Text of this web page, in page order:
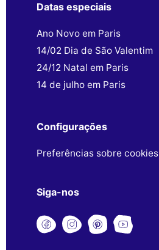
Datas especiais
Ano Novo em Paris
14/02 Dia de São Valentim
24/12 Natal em Paris
14 de julho em Paris
Configurações
Preferências sobre cookies
Siga-nos